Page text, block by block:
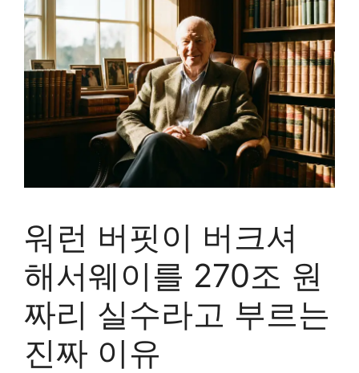
워런 버핏이 버크셔
해서웨이를 270조 원
짜리 실수라고 부르는
진짜 이유